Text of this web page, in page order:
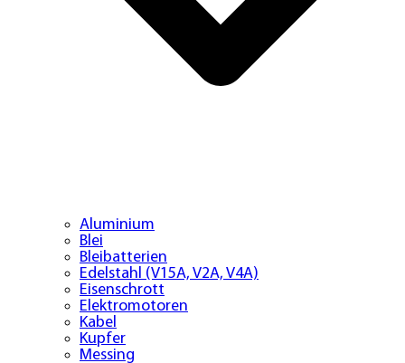
Aluminium
Blei
Bleibatterien
Edelstahl (V15A, V2A, V4A)
Eisenschrott
Elektromotoren
Kabel
Kupfer
Messing